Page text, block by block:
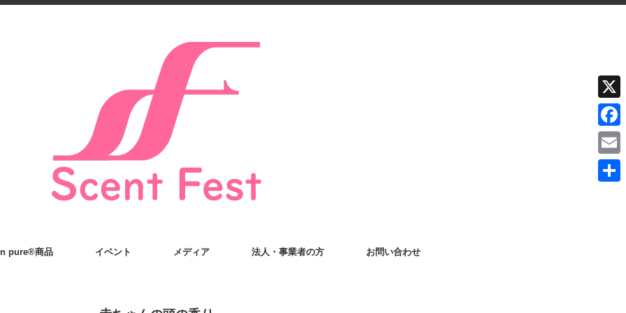
pure®商品 イベント メディア 法人・事業者の方 お問い合わせ
X
F
a
c
E